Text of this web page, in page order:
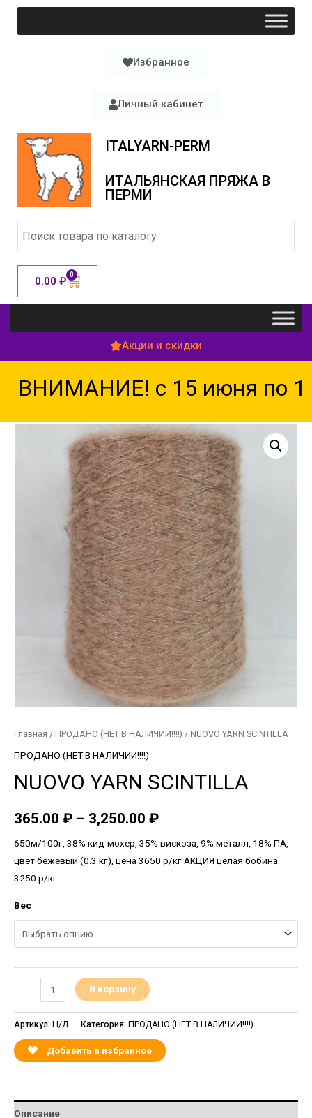
Избранное
Личный кабинет
ITALYARN-PERM
ИТАЛЬЯНСКАЯ ПРЯЖА В
ПЕРМИ
0.00 ₽ 0
Акции и скидки
ВНИМАНИЕ! с 15 июня по 15
Главная / ПРОДАНО (НЕТ В НАЛИЧИИ!!!!) / NUOVO YARN SCINTILLA
ПРОДАНО (НЕТ В НАЛИЧИИ!!!!)
NUOVO YARN SCINTILLA
365.00 ₽ – 3,250.00 ₽
650м/100г, 38% кид-мохер, 35% вискоза, 9% металл, 18% ПА,
цвет бежевый (0.3 кг), цена 3650 р/кг АКЦИЯ целая бобина
3250 р/кг
Вес
В корзину
Артикул: Н/Д Категория: ПРОДАНО (НЕТ В НАЛИЧИИ!!!!)
Добавить в избранное
Описание